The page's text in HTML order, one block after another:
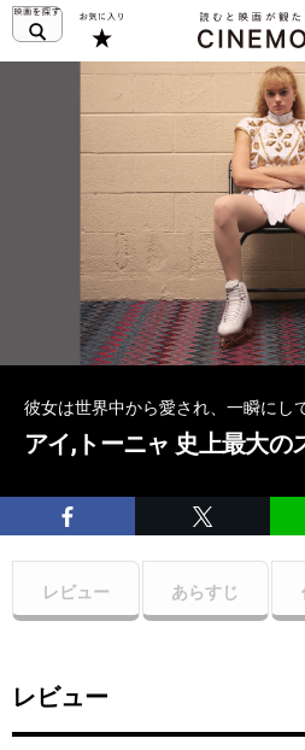
彼女は世界中から愛され、一瞬にし
アイ,トーニャ 史上最大の
レビュー あらすじ
レビュー